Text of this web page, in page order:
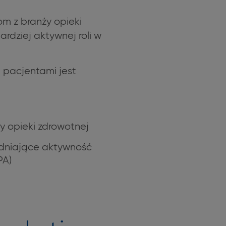
z branży opieki
aktywnej roli w
pacjentami jest
opieki zdrowotnej
aktywność